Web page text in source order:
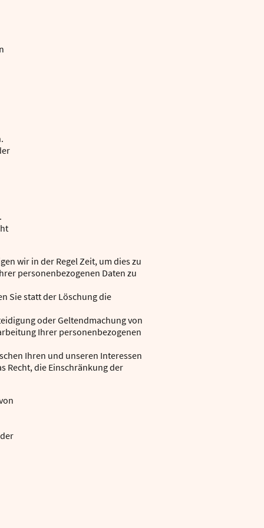
wir in der Regel Zeit, um dies zu
personenbezogenen Daten zu
Sie statt der Löschung die
oder Geltendmachung von
Ihrer personenbezogenen
Ihren und unseren Interessen
Recht, die Einschränkung der